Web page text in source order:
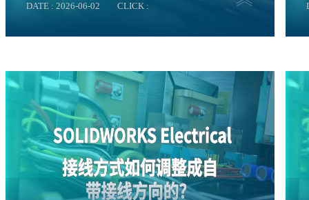
理？
DATE : 2026-06-02 CLICK :